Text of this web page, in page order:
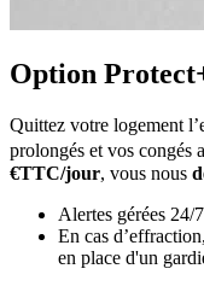
Option
Quittez votre logement
prolongés et vos
€TTC/jour, vous nous
Alertes gérées 24/
En cas
en place d'un